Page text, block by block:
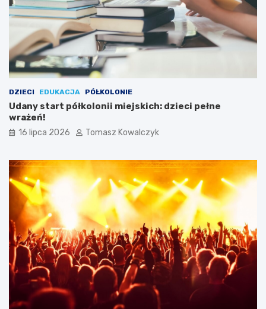
DZIECI EDUKACJA PÓŁKOLONIE
Udany start półkolonii miejskich: dzieci pełne
wrażeń!
16 lipca 2026 Tomasz Kowalczyk